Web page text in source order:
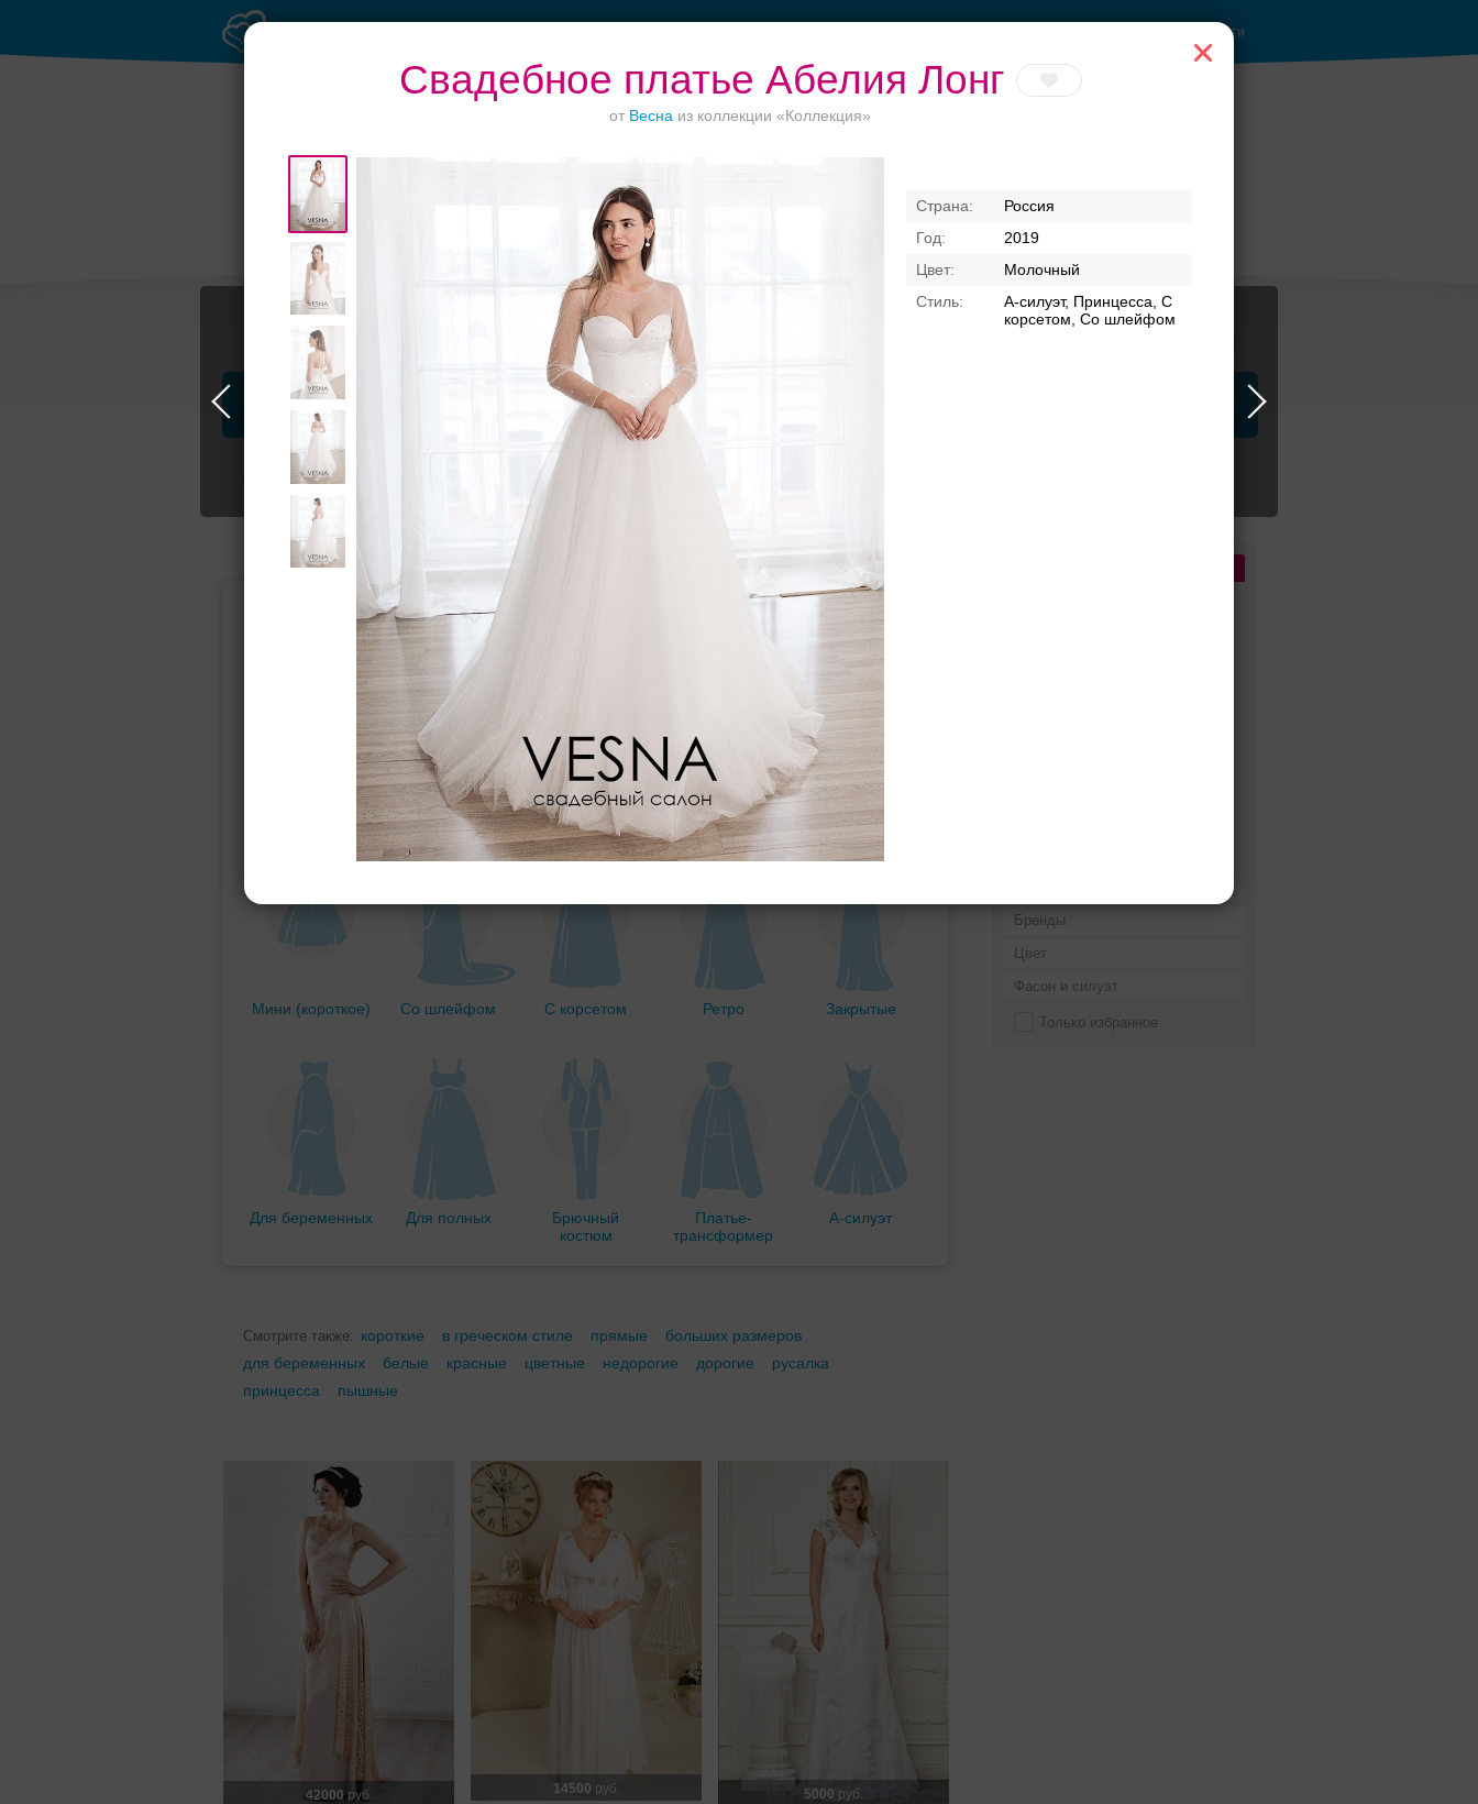
Свадебное платье Абелия Лонг
от Весна из коллекции «Коллекция»
Россия
2019
Молочный
А-силуэт, Принцесса, С
корсетом, Со шлейфом
Войти
Торжества за
городом
Журнал
Профессионалы и услуги Свадебные платья
Бренды
Цвет
Фасон и силуэт
Только избранное
Свадьба в Москве
Подбор свадебного платья
Прямое Русалка Принцесса Бальное
Мини (короткое) Со шлейфом С корсетом Ретро Закрытые
Для беременных Для полных
Брючный
костюм
Платье-
трансформер
А-силуэт
Смотрите также: короткие в греческом стиле прямые
больших размеров
для беременных
белые красные цветные недорогие дорогие
русалка
принцесса
пышные
42000руб. 14500 руб. 5000 руб.